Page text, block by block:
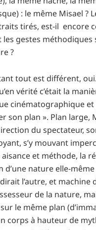
: le même Misael ?
tirés, est-il encore
les gestes
?
tout est différent,
vérité c’était la
cinématographique
son plan ». Plan large,
du spectateur,
s’y mouvant
et méthode, la
nature elle-
l’autre, et machine
de la nature,
le même plan
corps à hauteur de